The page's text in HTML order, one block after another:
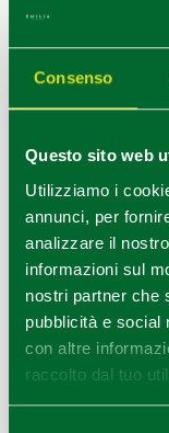
Consenso
Questo sito web
Utilizziamo i
annunci, per
analizzare il
informazioni sul
nostri partner che
pubblicità e social
con altre
raccolto dal tuo
MAROLA